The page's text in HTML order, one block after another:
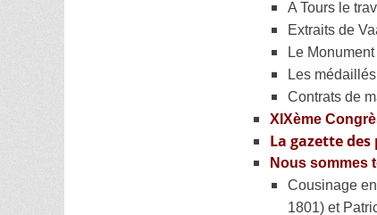
A Tours le
Extraits de
Le
Les
Contrats de
XIXème
La gazette
Nous sommes
Cousinage
1801) et